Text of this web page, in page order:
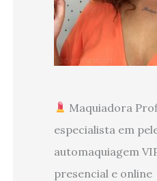
Maquiadora
especialista em
automaquiagem
presencial e online